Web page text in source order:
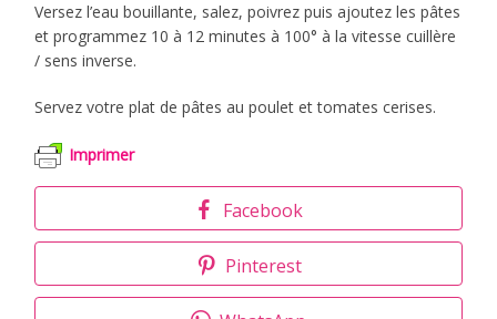
Versez l’eau bouillante, salez, poivrez puis ajoutez les pâtes
et programmez 10 à 12 minutes à 100° à la vitesse cuillère
/ sens inverse.
Servez votre plat de pâtes au poulet et tomates cerises.
Imprimer
Facebook
Pinterest